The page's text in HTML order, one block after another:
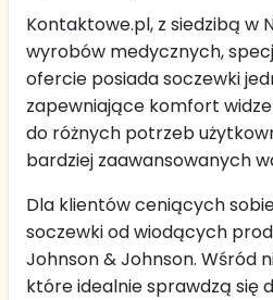
Kontaktowe.pl, z siedzibą w
wyrobów medycznych,
ofercie posiada soczewki
zapewniające komfort
do różnych potrzeb
bardziej zaawansowanych
Dla klientów ceniących
soczewki od wiodących
Johnson & Johnson. Wśród
które idealnie sprawdzą się